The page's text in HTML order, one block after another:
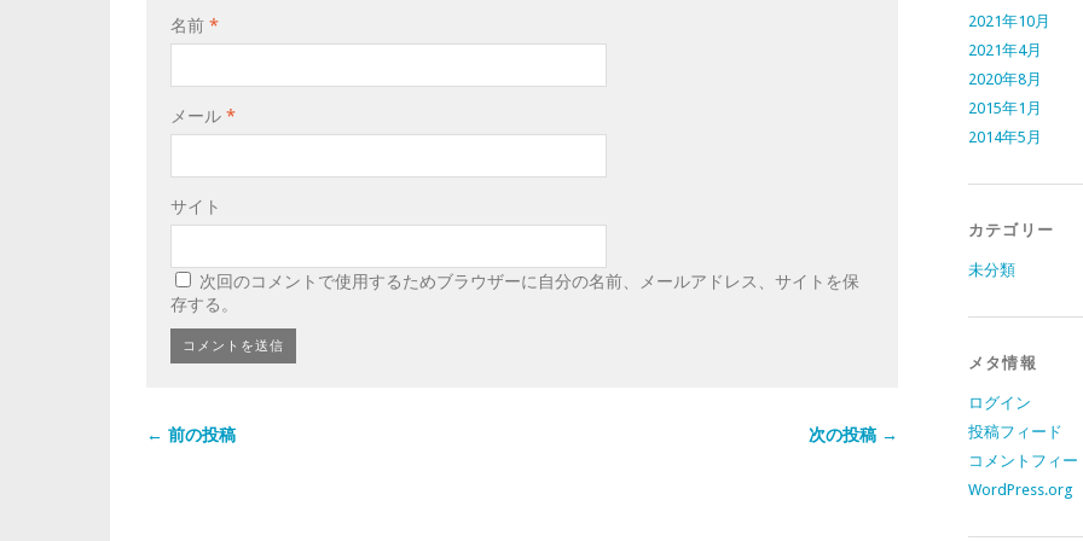
名前 *
メール *
サイト
次回のコメントで使用するためブラウザーに自分の名前、メールアドレス、サイトを保
存する。
← 前の投稿 次の投稿 →
2021年10月
2021年4月
2020年8月
2015年1月
2014年5月
カテゴリー
未分類
メタ情報
ログイン
投稿フィード
コメントフィー
WordPress.org